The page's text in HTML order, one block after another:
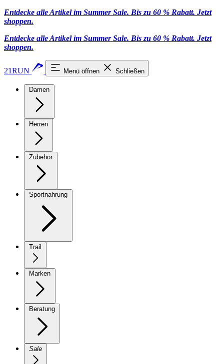
Entdecke alle Artikel im Summer Sale. Bis zu 60 % Rabatt. Jetzt
shoppen.
Entdecke alle Artikel im Summer Sale. Bis zu 60 % Rabatt. Jetzt
shoppen.
21RUN Menü öffnen Schließen
Damen
Herren
Zubehör
Sportnahrung
Trail
Marken
Beratung
Sale